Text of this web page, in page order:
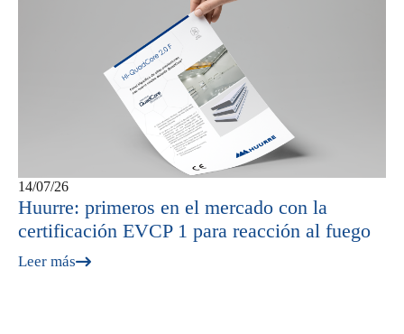
14/07/26
Huurre: primeros en el mercado con la
certificación EVCP 1 para reacción al fuego
Leer más